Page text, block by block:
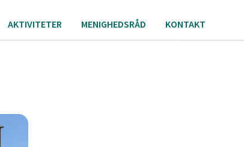
AKTIVITETER MENIGHEDSRÅD KONTAKT